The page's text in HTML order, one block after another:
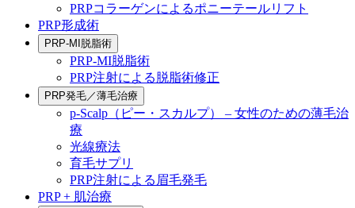
PRPコラーゲンによるポニーテールリフト
PRP形成術
PRP-MI脱脂術
PRP-MI脱脂術
PRP注射による脱脂術修正
PRP発毛／薄毛治療
p-Scalp（ピー・スカルプ） – 女性のための薄毛治
療
光線療法
育毛サプリ
PRP注射による眉毛発毛
PRP + 肌治療